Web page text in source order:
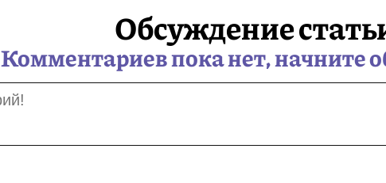
Обсуждение
Комментариев пока нет, начните